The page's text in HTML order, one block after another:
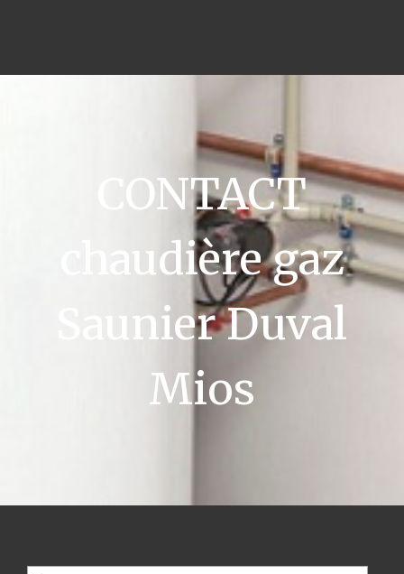
CONTACT
chaudière gaz
Saunier Duval
Mios